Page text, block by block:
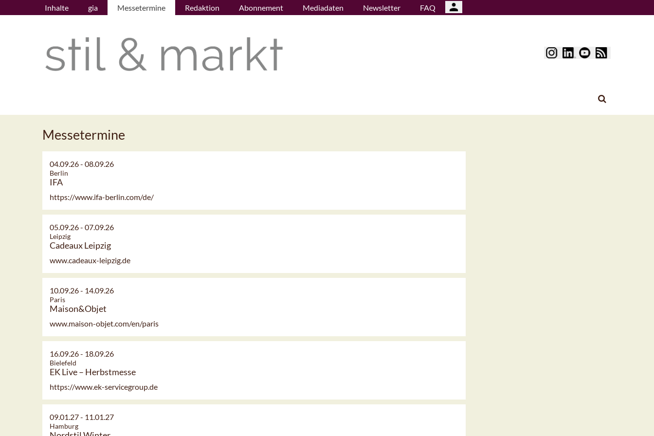
Inhalte gia Messetermine Redaktion Abonnement Mediadaten Newsletter FAQ
Messetermine
04.09.26- 08.09.26
Berlin
IFA
https://www.ifa-berlin.com/de/
05.09.26- 07.09.26
Leipzig
Cadeaux Leipzig
www.cadeaux-leipzig.de
10.09.26- 14.09.26
Paris
Maison&Objet
www.maison-objet.com/en/paris
16.09.26- 18.09.26
Bielefeld
EK Live – Herbstmesse
https://www.ek-servicegroup.de
09.01.27- 11.01.27
Hamburg